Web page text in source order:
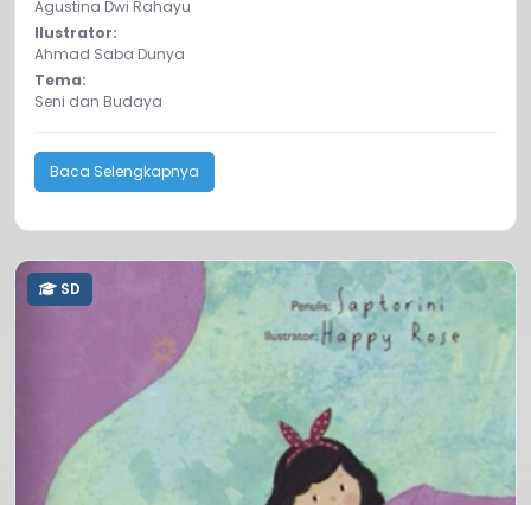
Agustina Dwi Rahayu
Ilustrator:
Ahmad Saba Dunya
Tema:
Seni dan Budaya
Baca Selengkapnya
SD